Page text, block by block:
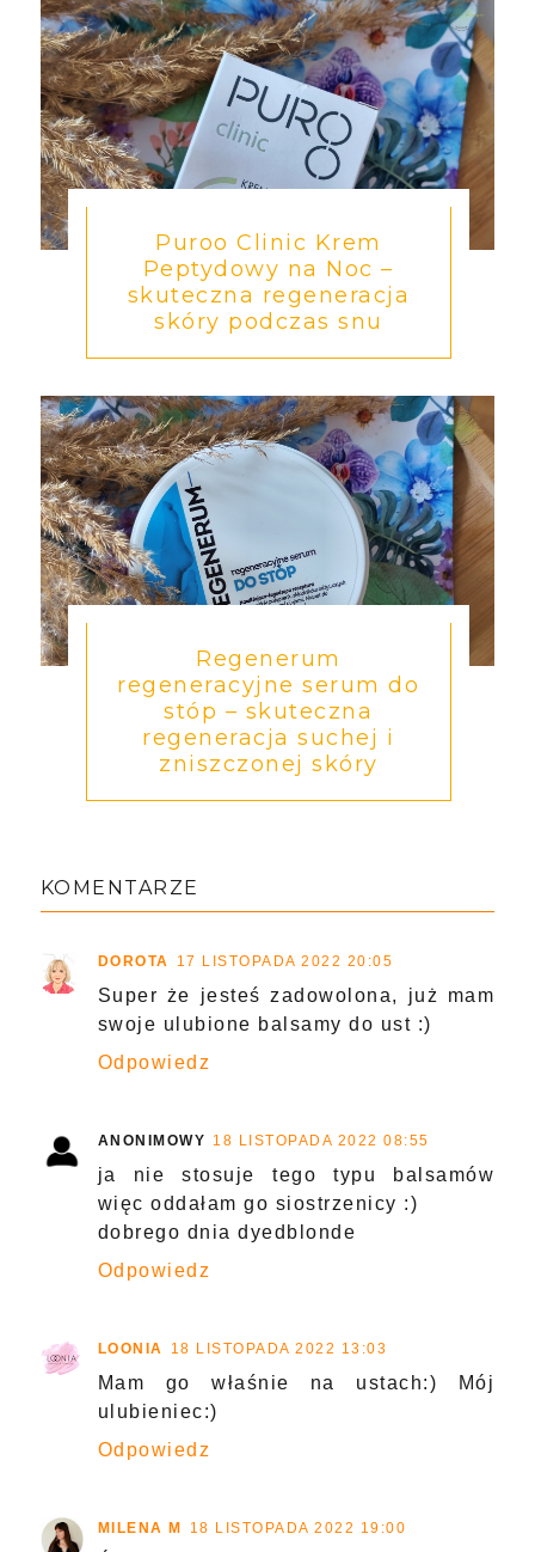
Puroo Clinic Krem
Peptydowy na Noc –
skuteczna regeneracja
skóry podczas snu
Regenerum
regeneracyjne serum do
stóp – skuteczna
regeneracja suchej i
zniszczonej skóry
KOMENTARZE
DOROTA 17 LISTOPADA 2022 20:05
Super że jesteś zadowolona, już mam
swoje ulubione balsamy do ust :)
Odpowiedz
ANONIMOWY 18 LISTOPADA 2022 08:55
ja nie stosuje tego typu balsamów
więc oddałam go siostrzenicy :)
dobrego dnia dyedblonde
Odpowiedz
LOONIA 18 LISTOPADA 2022 13:03
Mam go właśnie na ustach:) Mój
ulubieniec:)
Odpowiedz
MILENA M 18 LISTOPADA 2022 19:00